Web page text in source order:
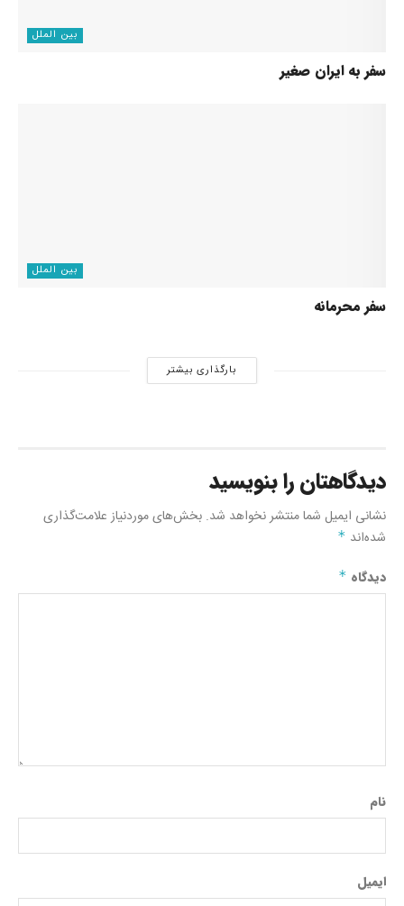
بین الملل
سفر به ایران صغیر
بین الملل
سفر محرمانه
بارگذاری بیشتر
دیدگاهتان را بنویسید
نشانی ایمیل شما منتشر نخواهد شد.بخش‌های موردنیاز علامت‌گذاری
شده‌اند*
دیدگاه*
نام
ایمیل